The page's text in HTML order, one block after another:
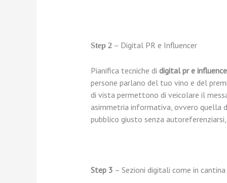
Step 2– Digital PR e Influencer
Pianifica tecniche di digital pr e
persone parlano del tuo vino e del
di vista permettono di veicolare il
asimmetria informativa, ovvero quella
pubblico giusto senza
Step 3 – Sezioni digitali come in cantina